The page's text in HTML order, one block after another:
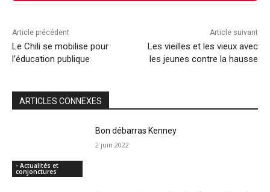
Article précédent
Le Chili se mobilise pour
l’éducation publique
Article suivant
Les vieilles et les vieux avec
les jeunes contre la hausse
ARTICLES CONNEXES
- Actualités et
conjonctures
Bon débarras Kenney
2 juin 2022